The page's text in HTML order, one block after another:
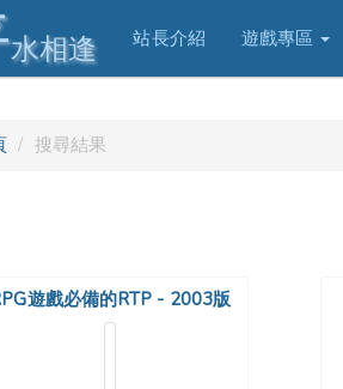
水相逢 站長介紹 遊戲專區
搜尋結果
遊戲必備的RTP - 2003版